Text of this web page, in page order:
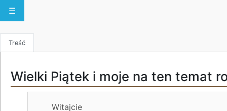
☰
Treść
Wielki Piątek i moje na ten temat
Witajcie